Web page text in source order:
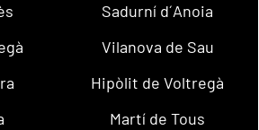
Sadurní d´Anoia
Vilanova de Sau
Hipòlit de Voltregà
Martí de Tous